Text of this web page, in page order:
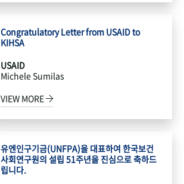
Congratulatory Letter from USAID to
KIHSA
USAID
Michele Sumilas
VIEW MORE
유엔인구기금(UNFPA)을 대표하여 한국보건
사회연구원의 설립 51주년을 진심으로 축하드
립니다.